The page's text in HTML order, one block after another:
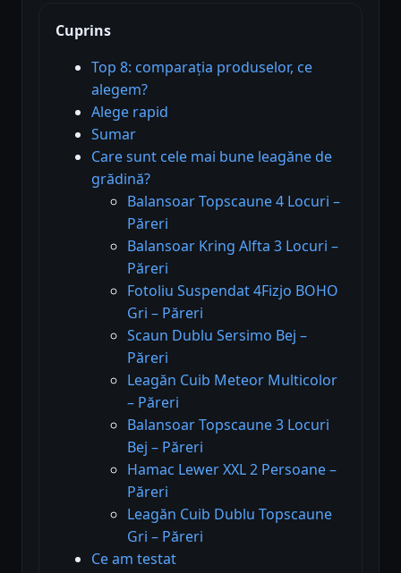
Cuprins
Top 8: comparația produselor, ce
alegem?
Alege rapid
Sumar
Care sunt cele mai bune leagăne de
grădină?
Balansoar Topscaune 4 Locuri –
Păreri
Balansoar Kring Alfta 3 Locuri –
Păreri
Fotoliu Suspendat 4Fizjo BOHO
Gri – Păreri
Scaun Dublu Sersimo Bej –
Păreri
Leagăn Cuib Meteor Multicolor
– Păreri
Balansoar Topscaune 3 Locuri
Bej – Păreri
Hamac Lewer XXL 2 Persoane –
Păreri
Leagăn Cuib Dublu Topscaune
Gri – Păreri
Ce am testat